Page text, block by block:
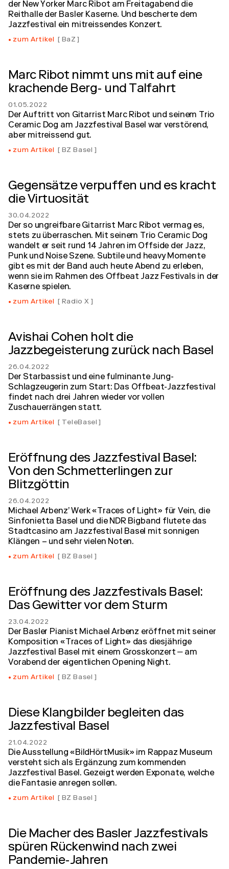
der New Yorker Marc Ribot am Freitagabend die
Reithalle der Basler Kaserne. Und bescherte dem
Jazzfestival ein mitreissendes Konzert.
zum Artikel BaZ
Marc Ribot nimmt uns mit auf eine
krachende Berg- und Talfahrt
01.05.2022
Der Auftritt von Gitarrist Marc Ribot und seinem Trio
Ceramic Dog am Jazzfestival Basel war verstörend,
aber mitreissend gut.
zum Artikel BZ Basel
Gegensätze verpuffen und es kracht
die Virtuosität
30.04.2022
Der so ungreifbare Gitarrist Marc Ribot vermag es,
stets zu überraschen. Mit seinem Trio Ceramic Dog
wandelt er seit rund 14 Jahren im Offside der Jazz,
Punk und Noise Szene. Subtile und heavy Momente
gibt es mit der Band auch heute Abend zu erleben,
wenn sie im Rahmen des Offbeat Jazz Festivals in der
Kaserne spielen.
zum Artikel Radio X
Avishai Cohen holt die
Jazzbegeisterung zurück nach Basel
26.04.2022
Der Starbassist und eine fulminante Jung-
Schlagzeugerin zum Start: Das Offbeat-Jazzfestival
findet nach drei Jahren wieder vor vollen
Zuschauerrängen statt.
zum Artikel TeleBasel
Eröffnung des Jazzfestival Basel:
Von den Schmetterlingen zur
Blitzgöttin
26.04.2022
Michael Arbenz’ Werk «Traces of Light» für Vein, die
Sinfonietta Basel und die NDR Bigband flutete das
Stadtcasino am Jazzfestival Basel mit sonnigen
Klängen – und sehr vielen Noten.
zum Artikel BZ Basel
Eröffnung des Jazzfestivals Basel:
Das Gewitter vor dem Sturm
23.04.2022
Der Basler Pianist Michael Arbenz eröffnet mit seiner
Komposition «Traces of Light» das diesjährige
Jazzfestival Basel mit einem Grosskonzert ‒ am
Vorabend der eigentlichen Opening Night.
zum Artikel BZ Basel
Diese Klangbilder begleiten das
Jazzfestival Basel
21.04.2022
Die Ausstellung «BildHörtMusik» im Rappaz Museum
versteht sich als Ergänzung zum kommenden
Jazzfestival Basel. Gezeigt werden Exponate, welche
die Fantasie anregen sollen.
zum Artikel BZ Basel
Die Macher des Basler Jazzfestivals
spüren Rückenwind nach zwei
Pandemie-Jahren